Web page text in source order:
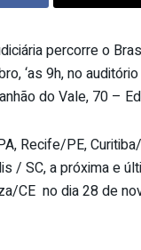
percorre o
‘as 9h, no
do Vale, 70 –
Recife/PE,
/ SC, a próxima e
CE no dia 28 de